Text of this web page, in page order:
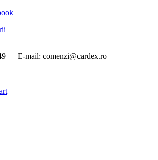
– E-mail: comenzi@cardex.ro